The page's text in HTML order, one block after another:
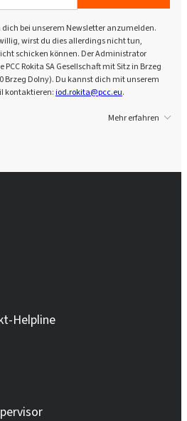
dich bei unserem Newsletter anzumelden.
wirst du dies allerdings nicht tun,
schicken können. Der Administrator
Rokita SA Gesellschaft mit Sitz in Brzeg
Brzeg Dolny). Du kannst dich mit unserem
kontaktieren:iod.rokita@pcc.eu.
Mehr erfahren
Helpline